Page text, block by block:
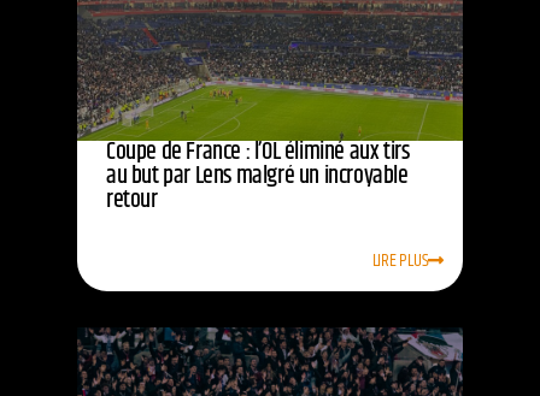
Coupe de France : l’OL éliminé aux tirs
au but par Lens malgré un incroyable
retour
LIRE PLUS